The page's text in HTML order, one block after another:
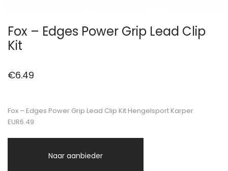
Fox – Edges Power Grip Lead Clip
Kit
€6.49
Fox – Edges Power Grip Lead Clip Kit Hengelsport Karper
EUR6.49
Naar aanbieder